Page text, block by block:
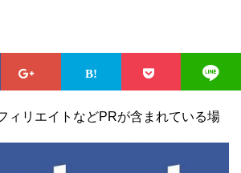
ィリエイトなどPRが含まれている場